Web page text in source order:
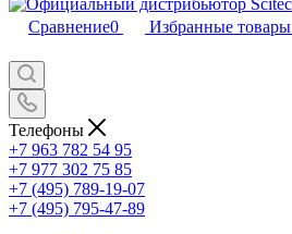
Сравнение0 Избранные товары
Телефоны
+7 963 782 54 95
+7 977 302 75 85
+7 (495) 789-19-07
+7 (495) 795-47-89